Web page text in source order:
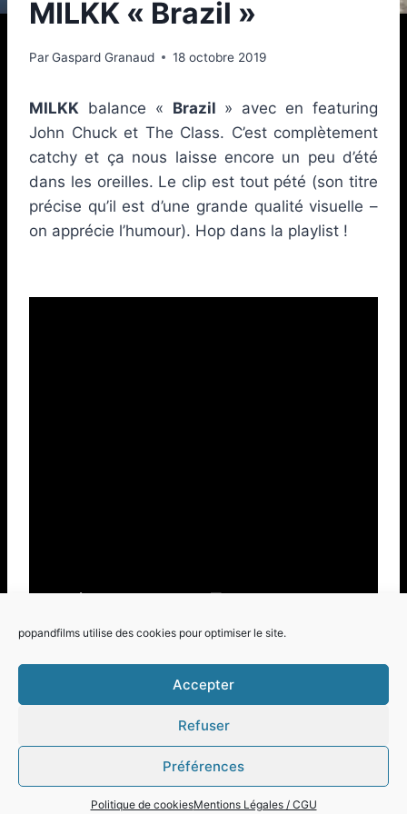
popandfilms utilise des cookies pour optimiser le site.
Accepter
Refuser
Préférences
Politique de cookiesMentions Légales / CGU
MILKK « Brazil »
ParGaspard Granaud 18 octobre 2019
MILKK balance « Brazil » avec en featuring
John Chuck et The Class. C’est complètement
catchy et ça nous laisse encore un peu d’été
dans les oreilles. Le clip est tout pété (son titre
précise qu’il est d’une grande qualité visuelle –
on apprécie l’humour). Hop dans la playlist !
© 2026 Pop and Films - Thème WordPress par
Kadence WP